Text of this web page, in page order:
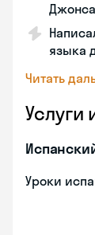
языка
Читать
Услуги
Уроки